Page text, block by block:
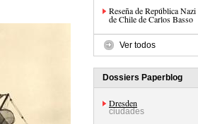
Reseña de República Nazi
de Chile de Carlos Basso
Ver todos
Dossiers Paperblog
Dresden
ciudades